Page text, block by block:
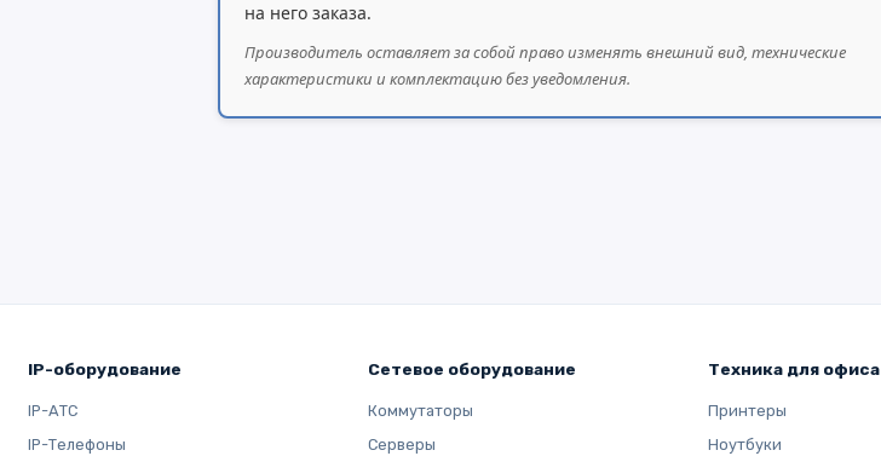
на него заказа.
Производитель оставляет за собой право изменять внешний вид, технические
характеристики и комплектацию без уведомления.
IP-оборудование
IP-АТС
IP-Телефоны
Сетевое оборудование
Коммутаторы
Серверы
Техника для офиса
Принтеры
Ноутбуки